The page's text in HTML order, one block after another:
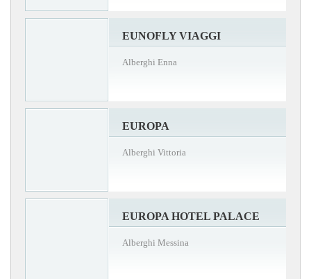
EUNOFLY VIAGGI
Alberghi Enna
EUROPA
Alberghi Vittoria
EUROPA HOTEL PALACE
Alberghi Messina